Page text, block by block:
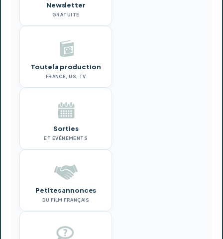
Newsletter
GRATUITE
Toute la production
FRANCE, US, TV
Sorties
ET ÉVÉNEMENTS
Petites annonces
DU FILM FRANÇAIS